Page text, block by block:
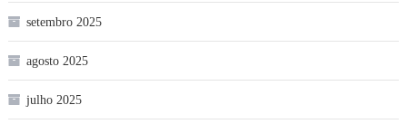
setembro 2025
agosto 2025
julho 2025